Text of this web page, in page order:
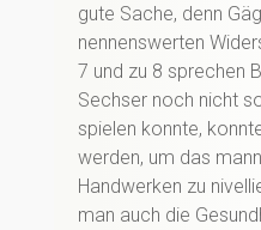
gute Sache, denn
nennenswerten
7 und zu 8 sprechen
Sechser noch nicht
spielen konnte,
werden, um das
Handwerken zu
man auch die